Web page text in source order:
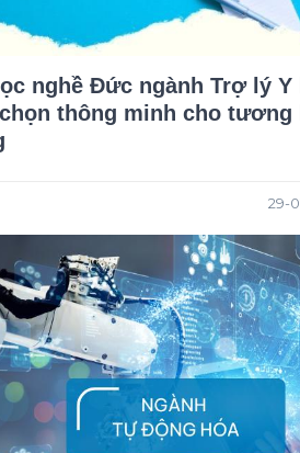
nghề Đức ngành Trợ lý Y
thông minh cho tương
29-